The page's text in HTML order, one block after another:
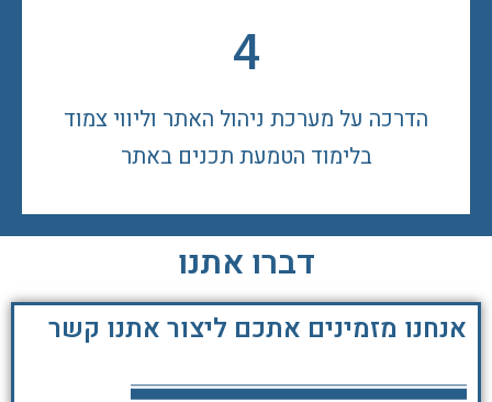
4
הדרכה על מערכת ניהול האתר וליווי צמוד
בלימוד הטמעת תכנים באתר
דברו אתנו
אנחנו מזמינים אתכם ליצור אתנו קשר